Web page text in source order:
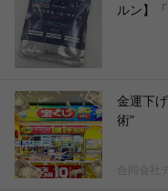
ルン】
金運下
術”
合同会社